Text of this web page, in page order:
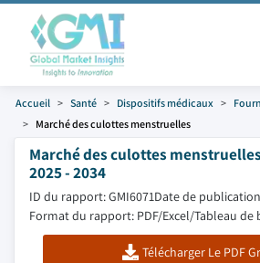
Accueil Santé Dispositifs médicaux
Marché des culottes menstruelles
Marché des culottes
2025 - 2034
ID du rapport: GMI6071Date de
Format du rapport: PDF/Excel/Tableau
Télécharger Le PDF